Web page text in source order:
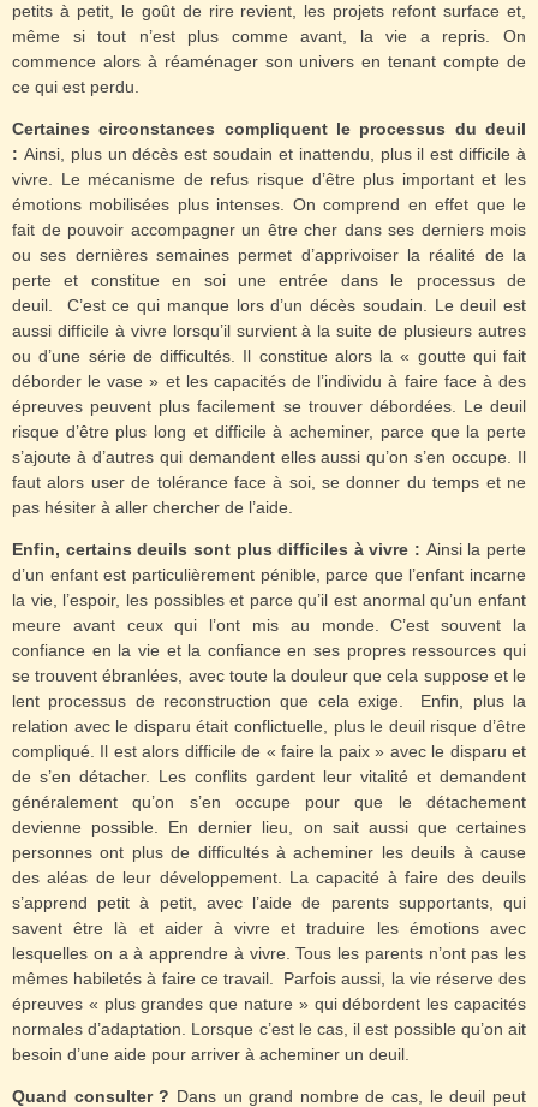
petits à petit, le goût de rire revient, les projets refont surface et,
même si tout n’est plus comme avant, la vie a repris. On
commence alors à réaménager son univers en tenant compte de
ce qui est perdu.
Certaines circonstances compliquent le processus du deuil
: Ainsi, plus un décès est soudain et inattendu, plus il est difficile à
vivre. Le mécanisme de refus risque d’être plus important et les
émotions mobilisées plus intenses. On comprend en effet que le
fait de pouvoir accompagner un être cher dans ses derniers mois
ou ses dernières semaines permet d’apprivoiser la réalité de la
perte et constitue en soi une entrée dans le processus de
deuil. C’est ce qui manque lors d’un décès soudain. Le deuil est
aussi difficile à vivre lorsqu’il survient à la suite de plusieurs autres
ou d’une série de difficultés. Il constitue alors la « goutte qui fait
déborder le vase » et les capacités de l’individu à faire face à des
épreuves peuvent plus facilement se trouver débordées. Le deuil
risque d’être plus long et difficile à acheminer, parce que la perte
s’ajoute à d’autres qui demandent elles aussi qu’on s’en occupe. Il
faut alors user de tolérance face à soi, se donner du temps et ne
pas hésiter à aller chercher de l’aide.
Enfin, certains deuils sont plus difficiles à vivre : Ainsi la perte
d’un enfant est particulièrement pénible, parce que l’enfant incarne
la vie, l’espoir, les possibles et parce qu’il est anormal qu’un enfant
meure avant ceux qui l’ont mis au monde. C’est souvent la
confiance en la vie et la confiance en ses propres ressources qui
se trouvent ébranlées, avec toute la douleur que cela suppose et le
lent processus de reconstruction que cela exige. Enfin, plus la
relation avec le disparu était conflictuelle, plus le deuil risque d’être
compliqué. Il est alors difficile de « faire la paix » avec le disparu et
de s’en détacher. Les conflits gardent leur vitalité et demandent
généralement qu’on s’en occupe pour que le détachement
devienne possible. En dernier lieu, on sait aussi que certaines
personnes ont plus de difficultés à acheminer les deuils à cause
des aléas de leur développement. La capacité à faire des deuils
s’apprend petit à petit, avec l’aide de parents supportants, qui
savent être là et aider à vivre et traduire les émotions avec
lesquelles on a à apprendre à vivre. Tous les parents n’ont pas les
mêmes habiletés à faire ce travail. Parfois aussi, la vie réserve des
épreuves « plus grandes que nature » qui débordent les capacités
normales d’adaptation. Lorsque c’est le cas, il est possible qu’on ait
besoin d’une aide pour arriver à acheminer un deuil.
Quand consulter ? Dans un grand nombre de cas, le deuil peut